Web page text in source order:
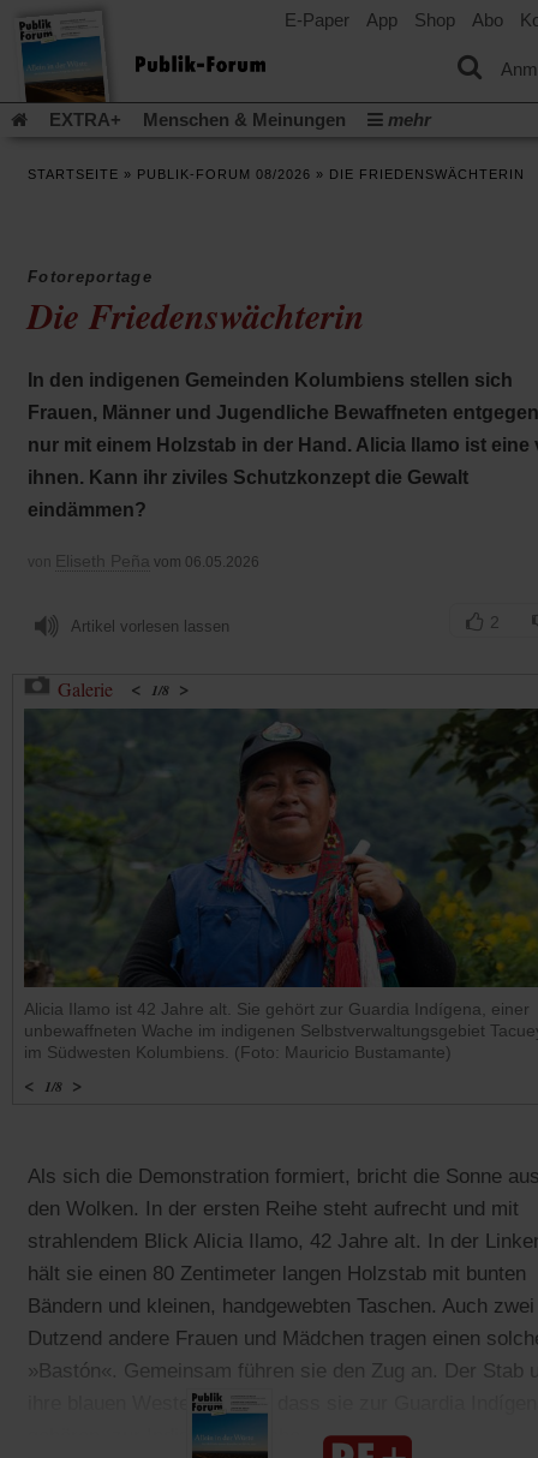
E-Paper App Shop Abo
EXTRA+ Menschen & Meinungen
mehr
Leserinitiative Publik-Forum e.V.
Urlaub und Nichtstun(Öffnet
neuen
Tab)
Gefährlicher Reichtum
neuen
Tab)
in
neuen
Tab)
Krieg und Frieden(Öffnet
in
neuen
Tab)
Gott neu denken Krieg in der Ukraine
in
Flucht und Migration
Video-Podcast »Veranstaltungen«
Podcast »Veranstaltungen«
Schriftgröße ändern:
STARTSEITE » PUBLIK-FORUM 08/2026 » DIE FRIEDENSWÄCHTERIN
Fotoreportage
Die Friedenswächterin
In den indigenen Gemeinden Kolumbiens stellen sich
Frauen, Männer und Jugendliche Bewaffneten
nur mit einem Holzstab in der Hand. Alicia Ilamo ist eine
ihnen. Kann ihr ziviles Schutzkonzept die Gewalt
eindämmen?
von Eliseth Peña vom 06.05.2026
Artikel vorlesen lassen 2
Galerie < 1/8 >
Alicia Ilamo ist 42 Jahre alt. Sie gehört zur Guardia Indígena, einer
unbewaffneten Wache im indigenen Selbstverwaltungsgebiet
im Südwesten Kolumbiens. (Foto: Mauricio Bustamante)
< 1/8 >
Als sich die Demonstration formiert, bricht die Sonne
den Wolken. In der ersten Reihe steht aufrecht und mit
strahlendem Blick Alicia Ilamo, 42 Jahre alt. In der
hält sie einen 80 Zentimeter langen Holzstab mit bunten
Bändern und kleinen, handgewebten Taschen. Auch zwei
Dutzend andere Frauen und Mädchen tragen einen
»Bastón«. Gemeinsam führen sie den Zug an. Der Stab
ihre blauen Westen zeigen, dass sie zur Guardia
gehören, zur Indigenen Wache.